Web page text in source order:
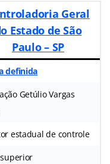
Geral
Estado de São
Paulo – SP
definida
Getúlio Vargas
estadual de controle